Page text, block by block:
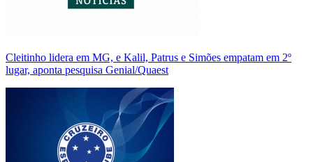
Cleitinho lidera em MG, e Kalil, Patrus e Simões empatam em 2º
lugar, aponta pesquisa Genial/Quaest